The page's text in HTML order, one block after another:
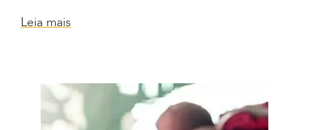
Leia mais